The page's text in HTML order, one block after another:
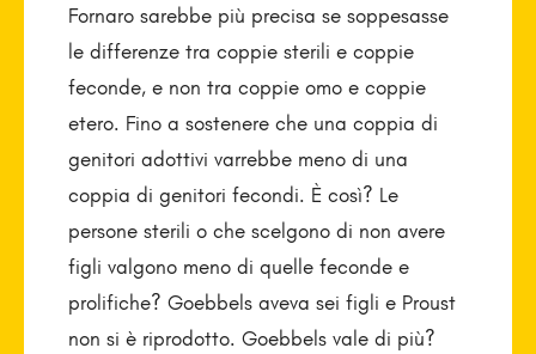
Fornaro sarebbe più precisa se soppesasse
le differenze tra coppie sterili e coppie
feconde, e non tra coppie omo e coppie
etero. Fino a sostenere che una coppia di
genitori adottivi varrebbe meno di una
coppia di genitori fecondi. È così? Le
persone sterili o che scelgono di non avere
figli valgono meno di quelle feconde e
prolifiche? Goebbels aveva sei figli e Proust
non si è riprodotto. Goebbels vale di più?